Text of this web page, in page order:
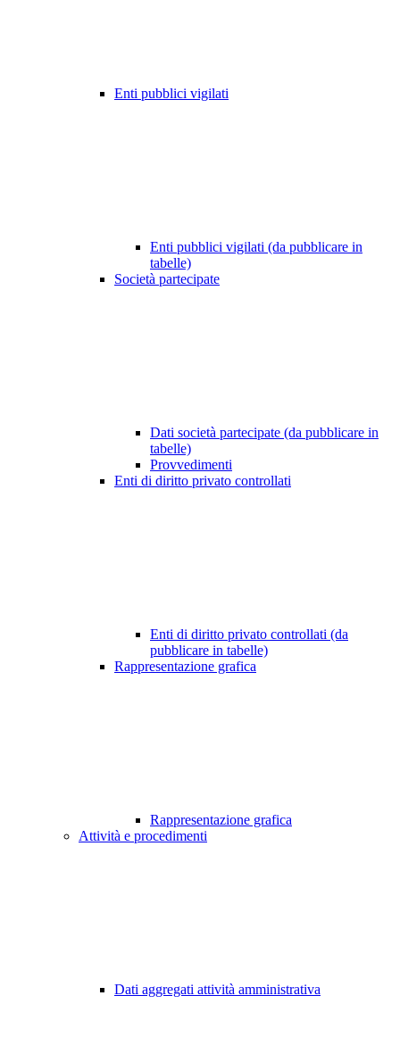
Enti pubblici vigilati
Enti pubblici vigilati (da pubblicare in
tabelle)
Società partecipate
Dati società partecipate (da pubblicare in
tabelle)
Provvedimenti
Enti di diritto privato controllati
Enti di diritto privato controllati (da
pubblicare in tabelle)
Rappresentazione grafica
Rappresentazione grafica
Attività e procedimenti
Dati aggregati attività amministrativa